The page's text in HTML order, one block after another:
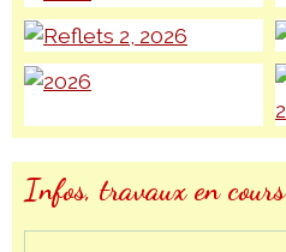
Infos, travaux en cours